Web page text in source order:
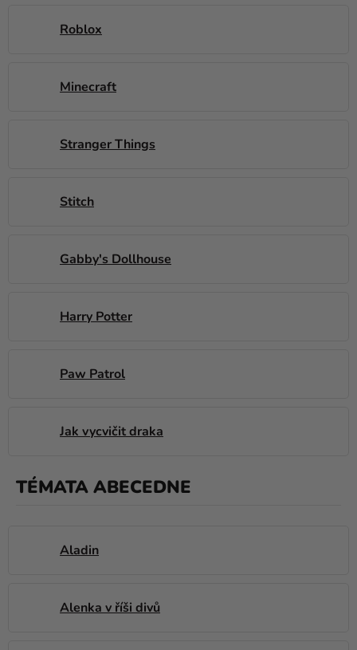
Kreativní
produkty
Roblox
Minecraft
Stranger Things
Stitch
Gabby's Dollhouse
Harry Potter
Paw Patrol
Jak vycvičit draka
TÉMATA ABECEDNE
Aladin
Alenka v říši divů